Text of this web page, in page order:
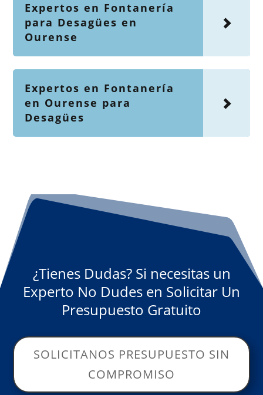
Expertos en Fontanería
para Desagües en
Ourense
Expertos en Fontanería
en Ourense para
Desagües
¿Tienes Dudas? Si necesitas un
Experto No Dudes en Solicitar Un
Presupuesto Gratuito
SOLICITANOS PRESUPUESTO SIN
COMPROMISO